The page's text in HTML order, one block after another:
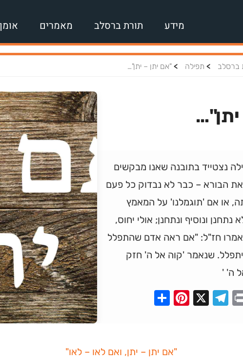
מידע תורת ברסלב מאמרים אומן
ברסלב > תפילה > "אם יתן – יתן"…
נצטייד בתובנה שאנו מבקשים
הבורא – כבר לא נבדוק כל פעם
או אם 'תוגמלנו' על המאמץ
ונוסיף ונתחנן; אולי יחוס,
חז"ל: "אם ראה אדם שהתפלל
שנאמר 'קוה אל ה' חזק
ה' '
Print
Telegram
X
Pinterest
"אם יתן – יתן, ואם לאו – לאו"